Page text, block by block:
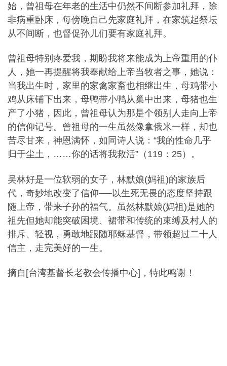
始，曾祖母在年老的生活中仍然不间断参加礼拜，除
非病重卧床，每傍晚自己先家庭礼拜，在家筑起祭坛
从不间断，也督促孙儿们要有家庭礼拜。
曾祖母特别疼爱我，期盼我将来能成为上帝重用的仆
人，她一再提醒将我奉献给上帝当牧者之事，她说：
当我出生时，家里的家禽家畜也相继出生，母鸡带小
鸡从床铺下出来，母鸭带小鸭从巢中出来，母猪也生
产了小猪，因此，曾祖母认为那是个领别人走向上帝
的信仰记号。曾祖母的一生虽然像拿俄米一样，却也
苦尽甘来，神恩满怀，如同诗人说：“我的性命几乎
归于尘土，……你的话将我救活”（119：25）。
吴林好是一位软弱的女子，林默娘(妈祖)的家族后
代，奇妙地改变了信仰──以生死无畏的态度坚持跟
随上帝，带来子孙的福气。虽然林默娘(妈祖)是她的
祖先但她却能突破困境、裙带和传统的束缚及村人的
排斥、轻视，勇敢地跟随耶稣基督，带领超过二十人
信主，走完美好的一生。
摘自[台湾基督长老教会传播中心]，特此鸣谢！